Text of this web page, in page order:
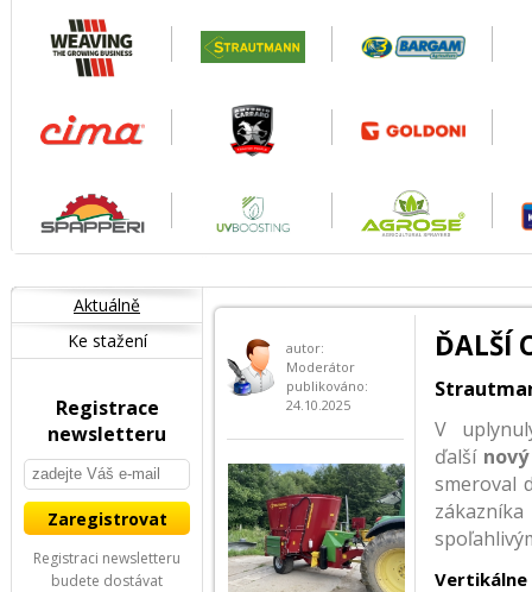
autor:
Moderátor
publikováno:
24.10.2025
ĎALŠÍ
V
ďalší
smeroval
Aktuálně
Ke stažení
Registrace
newsletteru
Registraci newsletteru
budete dostávat